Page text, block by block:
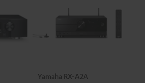
Yamaha RX-A2A